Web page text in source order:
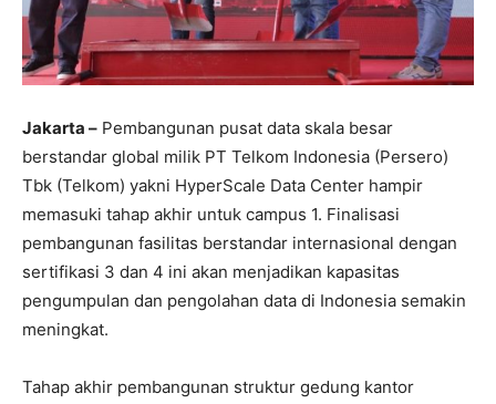
Jakarta – Pembangunan pusat data skala besar
berstandar global milik PT Telkom Indonesia (Persero)
Tbk (Telkom) yakni HyperScale Data Center hampir
memasuki tahap akhir untuk campus 1. Finalisasi
pembangunan fasilitas berstandar internasional dengan
sertifikasi 3 dan 4 ini akan menjadikan kapasitas
pengumpulan dan pengolahan data di Indonesia semakin
meningkat.
Tahap akhir pembangunan struktur gedung kantor